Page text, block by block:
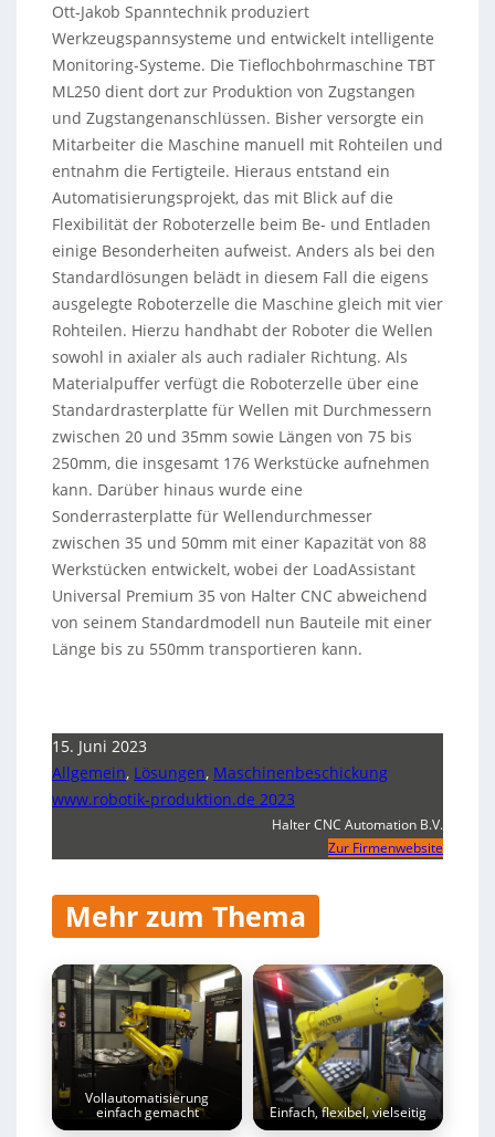
Ott-Jakob Spanntechnik produziert
Werkzeugspannsysteme und entwickelt intelligente
Monitoring-Systeme. Die Tieflochbohrmaschine TBT
ML250 dient dort zur Produktion von Zugstangen
und Zugstangenanschlüssen. Bisher versorgte ein
Mitarbeiter die Maschine manuell mit Rohteilen und
entnahm die Fertigteile. Hieraus entstand ein
Automatisierungsprojekt, das mit Blick auf die
Flexibilität der Roboterzelle beim Be- und Entladen
einige Besonderheiten aufweist. Anders als bei den
Standardlösungen belädt in diesem Fall die eigens
ausgelegte Roboterzelle die Maschine gleich mit vier
Rohteilen. Hierzu handhabt der Roboter die Wellen
sowohl in axialer als auch radialer Richtung. Als
Materialpuffer verfügt die Roboterzelle über eine
Standardrasterplatte für Wellen mit Durchmessern
zwischen 20 und 35mm sowie Längen von 75 bis
250mm, die insgesamt 176 Werkstücke aufnehmen
kann. Darüber hinaus wurde eine
Sonderrasterplatte für Wellendurchmesser
zwischen 35 und 50mm mit einer Kapazität von 88
Werkstücken entwickelt, wobei der LoadAssistant
Universal Premium 35 von Halter CNC abweichend
von seinem Standardmodell nun Bauteile mit einer
Länge bis zu 550mm transportieren kann.
15. Juni 2023
Allgemein, Lösungen, Maschinenbeschickung
www.robotik-produktion.de 2023
Halter CNC Automation B.V.
Zur Firmenwebsite
Mehr zum Thema
Vollautomatisierung
einfach gemacht Einfach, flexibel, vielseitig